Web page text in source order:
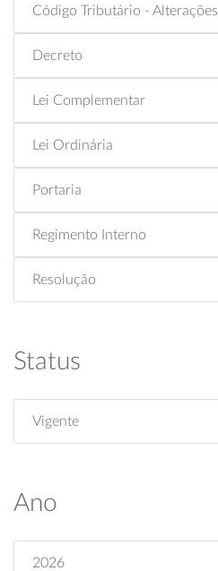
Código Tributário - Alterações
Decreto
Lei Complementar
Lei Ordinária
Portaria
Regimento Interno
Resolução
Status
Vigente
Ano
2026